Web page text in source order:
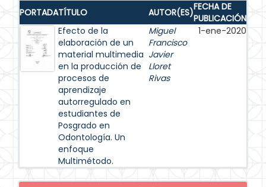
PORTADATÍTULO AUTOR(ES)FECHA DE
PUBLICACIÓN
Efecto de la
elaboración de un
material multimedia
en la producción de
procesos de
aprendizaje
autorregulado en
estudiantes de
Posgrado en
Odontología. Un
enfoque
Multimétodo.
Miguel
Francisco
Javier
Lloret
Rivas
1-ene-2020